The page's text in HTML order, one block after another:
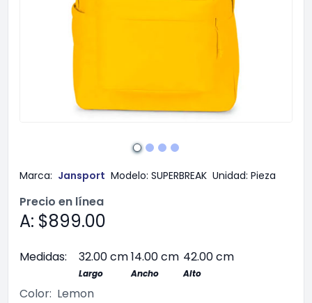
Marca: Jansport Modelo: SUPERBREAK Unidad: Pieza
Precio en línea
A: $899.00
Medidas: 32.00 cm14.00 cm 42.00 cm
Largo Ancho Alto
Color: Lemon